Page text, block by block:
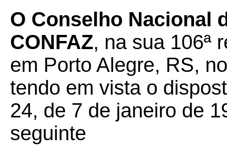
O Conselho Nacional
CONFAZ, na sua 106ª
em Porto Alegre, RS,
tendo em vista o
24, de 7 de janeiro de
seguinte